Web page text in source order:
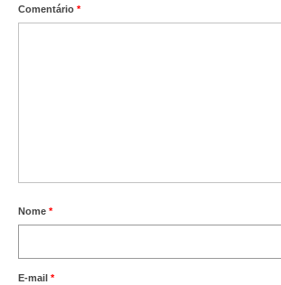
Comentário *
Nome *
E-mail *